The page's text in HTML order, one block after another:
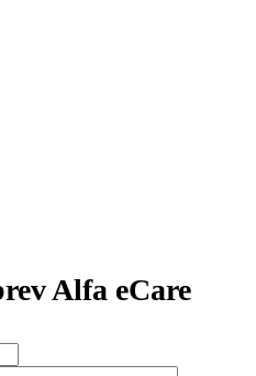
Alfa eCare